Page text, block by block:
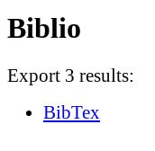
Biblio
Export 3 results:
BibTex